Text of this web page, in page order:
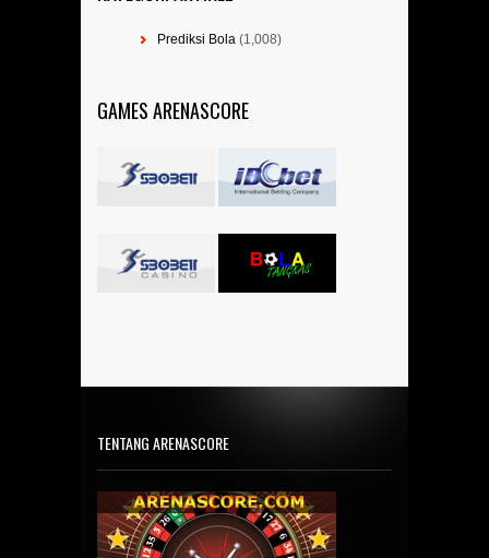
Prediksi Bola (1,008)
GAMES ARENASCORE
TENTANG ARENASCORE